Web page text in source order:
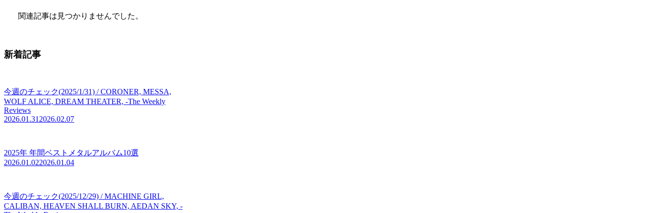
関連記事は見つかりませんでした。
新着記事
今週のチェック(2025/1/31) / CORONER, MESSA,
WOLF ALICE, DREAM THEATER, -The Weekly
Reviews
2026.01.31 2026.02.07
2025年 年間ベストメタルアルバム10選
2026.01.022026.01.04
今週のチェック(2025/12/29) / MACHINE GIRL,
CALIBAN, HEAVEN SHALL BURN, AEDAN SKY, -